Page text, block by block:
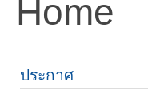
Home
ประกาศ